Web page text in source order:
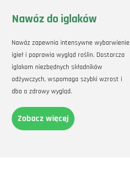
Nawóz do iglaków
Nawóz zapewnia intensywne wybarwienie
igieł i poprawia wygląd roślin. Dostarcza
iglakom niezbędnych składników
odżywczych, wspomaga szybki wzrost i
dba o zdrowy wygląd.
Zobacz więcej